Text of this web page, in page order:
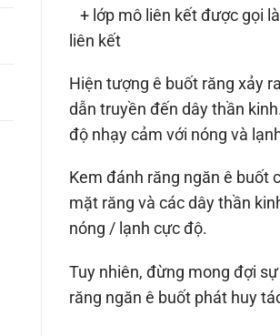
+ lớp mô liên kết được gọi
liên kết
Hiện tượng ê buốt răng xảy
dẫn truyền đến dây thần
độ nhạy cảm với nóng và
Kem đánh răng ngăn ê buốt
mặt răng và các dây thần
nóng / lạnh cực độ.
Tuy nhiên, đừng mong đợi
răng ngăn ê buốt phát huy